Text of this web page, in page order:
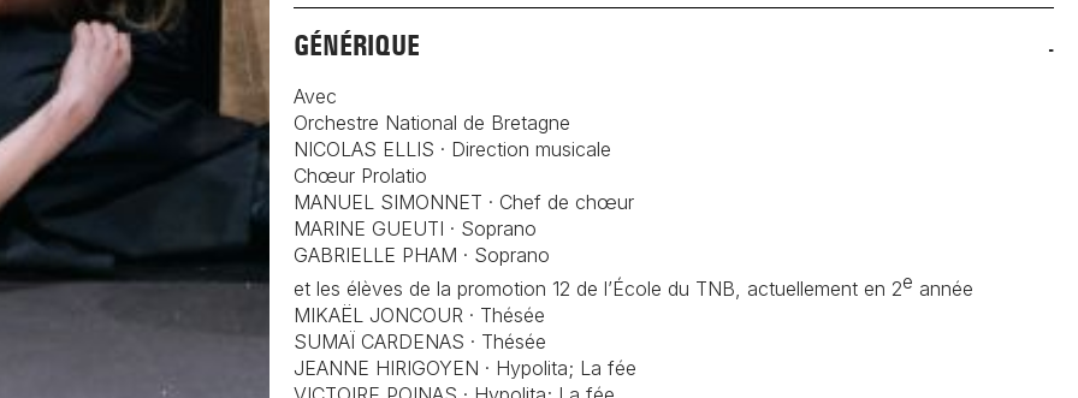
GÉNÉRIQUE
Avec
Orchestre National de Bretagne
NICOLAS ELLIS · Direction musicale
Chœur Prolatio
MANUEL SIMONNET · Chef de chœur
MARINE GUEUTI · Soprano
GABRIELLE PHAM · Soprano
et les élèves de la promotion 12 de l’École du TNB, actuellement en 2e année
MIKAËL JONCOUR · Thésée
SUMAÏ CARDENAS · Thésée
JEANNE HIRIGOYEN · Hypolita; La fée